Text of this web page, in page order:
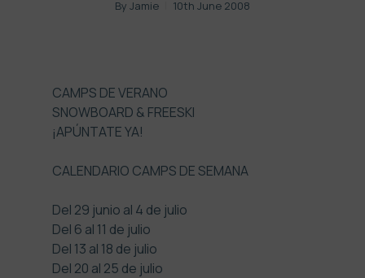
By Jamie 10th June 2008
CAMPS DE VERANO
SNOWBOARD & FREESKI
¡APÚNTATE YA!
CALENDARIO CAMPS DE SEMANA
Del 29 junio al 4 de julio
Del 6 al 11 de julio
Del 13 al 18 de julio
Del 20 al 25 de julio